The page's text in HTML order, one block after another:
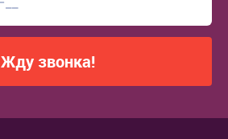
Жду звонка!